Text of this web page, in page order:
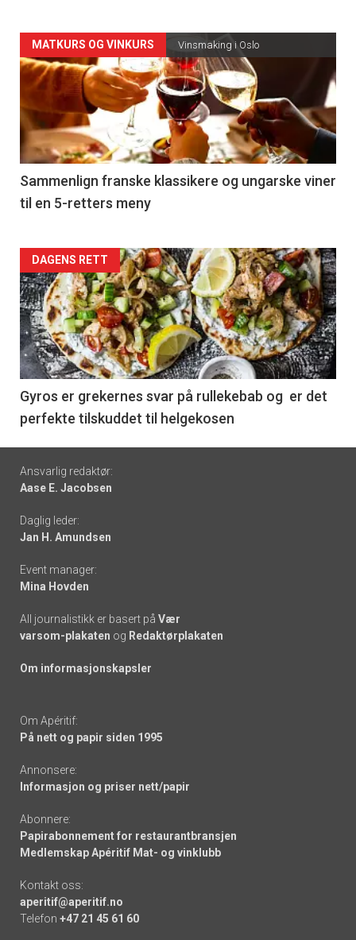
Forsiden
akkurat
nå
-
5
MATKURS OG VINKURS Vinsmaking i Oslo
Sammenlign franske klassikere og ungarske viner
til en 5-retters meny
Forsiden
akkurat
nå
-
6
DAGENS RETT
Gyros er grekernes svar på rullekebab og er det
perfekte tilskuddet til helgekosen
Footer
-
links
Ansvarlig redaktør:
Aase E. Jacobsen
Daglig leder:
Jan H. Amundsen
Event manager:
Mina Hovden
All journalistikk er basert på Vær
varsom-plakaten og Redaktørplakaten
Om informasjonskapsler
Om Apéritif:
På nett og papir siden 1995
Annonsere:
Informasjon og priser nett/papir
Abonnere:
Papirabonnement for restaurantbransjen
Medlemskap Apéritif Mat- og vinklubb
Kontakt oss:
aperitif@aperitif.no
Telefon +47 21 45 61 60